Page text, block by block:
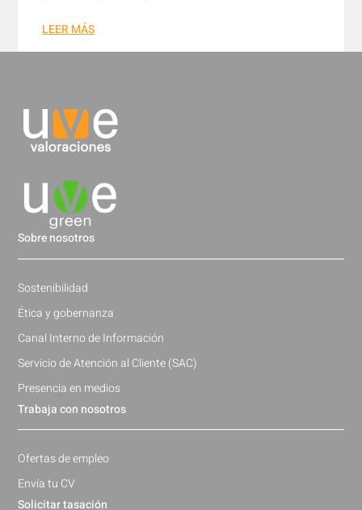
LEER MÁS
Solicitar tasación
Trabaja con nosotros
Ofertas de empleo
Envía tu CV
Sobre nosotros
Sostenibilidad
Ética y gobernanza
Canal Interno de Información
Servicio de Atención al Cliente (SAC)
Presencia en medios